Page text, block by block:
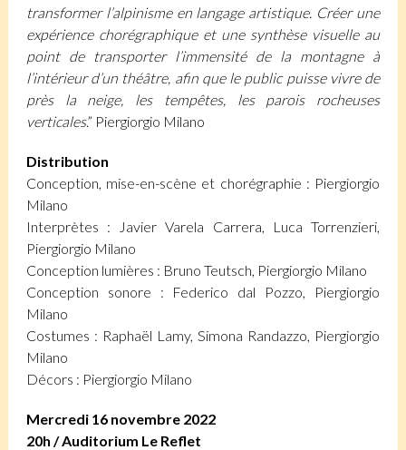
transformer l’alpinisme en langage artistique. Créer une
expérience chorégraphique et une synthèse visuelle au
point de transporter l’immensité de la montagne à
l’intérieur d’un théâtre, afin que le public puisse vivre de
près la neige, les tempêtes, les parois rocheuses
verticales.” Piergiorgio Milano
Distribution
Conception, mise-en-scène et chorégraphie : Piergiorgio
Milano
Interprètes : Javier Varela Carrera, Luca Torrenzieri,
Piergiorgio Milano
Conception lumières : Bruno Teutsch, Piergiorgio Milano
Conception sonore : Federico dal Pozzo, Piergiorgio
Milano
Costumes : Raphaël Lamy, Simona Randazzo, Piergiorgio
Milano
Décors : Piergiorgio Milano
Mercredi 16 novembre 2022
20h / Auditorium Le Reflet